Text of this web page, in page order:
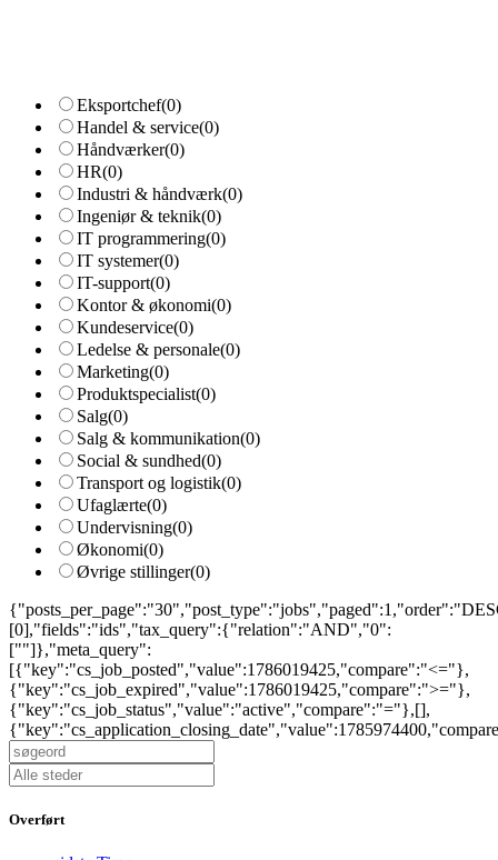
Eksportchef(0)
Handel & service(0)
Håndværker(0)
HR(0)
Industri & håndværk(0)
Ingeniør & teknik(0)
IT programmering(0)
IT systemer(0)
IT-support(0)
Kontor & økonomi(0)
Kundeservice(0)
Ledelse & personale(0)
Marketing(0)
Produktspecialist(0)
Salg(0)
Salg & kommunikation(0)
Social & sundhed(0)
Transport og logistik(0)
Ufaglærte(0)
Undervisning(0)
Økonomi(0)
Øvrige stillinger(0)
[0],"fields":"ids","tax_query":{"relation":"AND","0":
[""]},"meta_query":
[{"key":"cs_job_posted","value":1786019425,"compare":"<="},
{"key":"cs_job_expired","value":1786019425,"compare":">="},
{"key":"cs_job_status","value":"active","compare":"="},[],
Overført